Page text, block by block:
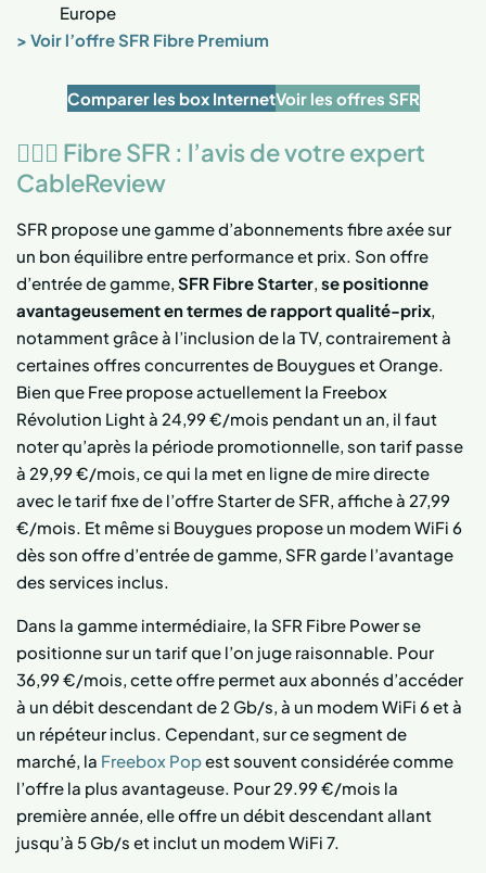
Europe
> Voir l’offre SFR Fibre Premium
Comparer les box InternetVoir les offres SFR
👱🏻‍♂️ Fibre SFR : l’avis de votre expert
CableReview
SFR propose une gamme d’abonnements fibre axée sur
un bon équilibre entre performance et prix. Son offre
d’entrée de gamme, SFR Fibre Starter, se positionne
avantageusement en termes de rapport qualité-prix,
notamment grâce à l’inclusion de la TV, contrairement à
certaines offres concurrentes de Bouygues et Orange.
Bien que Free propose actuellement la Freebox
Révolution Light à 24,99 €/mois pendant un an, il faut
noter qu’après la période promotionnelle, son tarif passe
à 29,99 €/mois, ce qui la met en ligne de mire directe
avec le tarif fixe de l’offre Starter de SFR, affiche à 27,99
€/mois. Et même si Bouygues propose un modem WiFi 6
dès son offre d’entrée de gamme, SFR garde l’avantage
des services inclus.
Dans la gamme intermédiaire, la SFR Fibre Power se
positionne sur un tarif que l’on juge raisonnable. Pour
36,99 €/mois, cette offre permet aux abonnés d’accéder
à un débit descendant de 2 Gb/s, à un modem WiFi 6 et à
un répéteur inclus. Cependant, sur ce segment de
marché, la Freebox Popest souvent considérée comme
l’offre la plus avantageuse. Pour 29.99 €/mois la
première année, elle offre un débit descendant allant
jusqu’à 5 Gb/s et inclut un modem WiFi 7.